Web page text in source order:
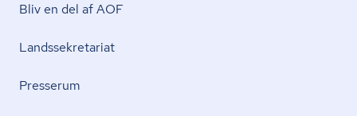
Bliv en del af AOF
Lands­se­kre­ta­ri­at
Presserum